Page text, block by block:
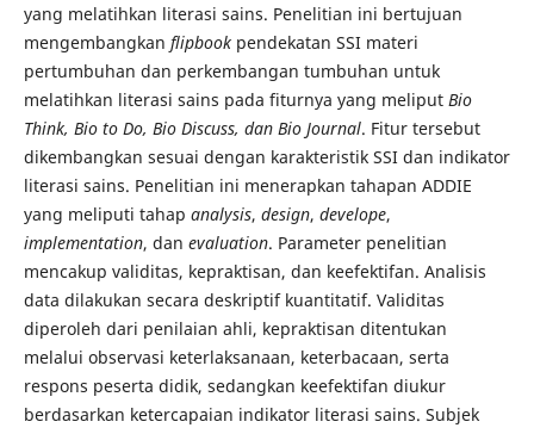
yang melatihkan literasi sains. Penelitian ini bertujuan
mengembangkan flipbookpendekatan SSI materi
pertumbuhan dan perkembangan tumbuhan untuk
melatihkan literasi sains pada fiturnya yang meliput Bio
Think, Bio to Do, Bio Discuss, dan Bio Journal. Fitur tersebut
dikembangkan sesuai dengan karakteristik SSI dan indikator
literasi sains. Penelitian ini menerapkan tahapan ADDIE
yang meliputi tahap analysis, design, develope,
implementation, dan evaluation. Parameter penelitian
mencakup validitas, kepraktisan, dan keefektifan. Analisis
data dilakukan secara deskriptif kuantitatif. Validitas
diperoleh dari penilaian ahli, kepraktisan ditentukan
melalui observasi keterlaksanaan, keterbacaan, serta
respons peserta didik, sedangkan keefektifan diukur
berdasarkan ketercapaian indikator literasi sains. Subjek